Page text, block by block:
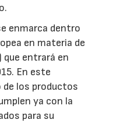
enmarca dentro
en materia de
que entrará en
En este
los productos
ya con la
para su